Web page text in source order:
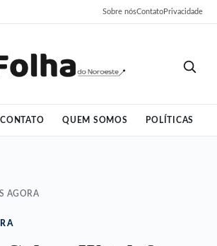
Sobre nósContatoPrivacidade
CONTATO QUEM SOMOS POLÍTICAS
AGORA